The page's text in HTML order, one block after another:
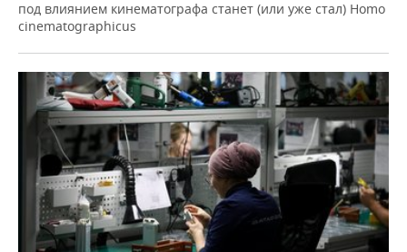
под влиянием кинематографа станет (или уже стал) Homo
cinematographicus